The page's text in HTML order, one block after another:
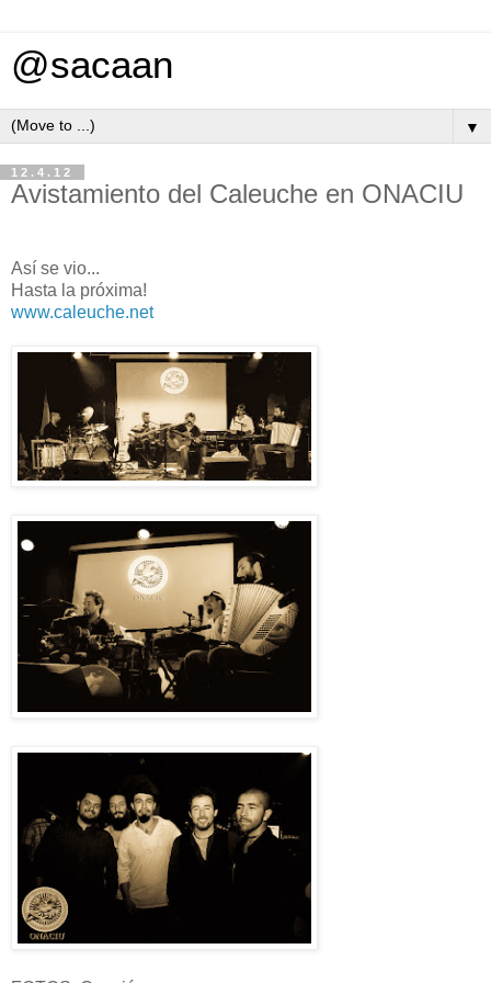
@sacaan
▼
12.4.12
Avistamiento del Caleuche en ONACIU
Así se vio...
Hasta la próxima!
www.caleuche.net